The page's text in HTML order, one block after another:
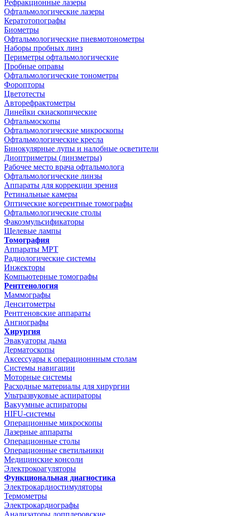
Рефракционные лазеры
Офтальмологические лазеры
Кератотопографы
Биометры
Офтальмологические пневмотонометры
Наборы пробных линз
Периметры офтальмологические
Пробные оправы
Офтальмологические тонометры
Форопторы
Цветотесты
Авторефрактометры
Линейки скиаскопические
Офтальмоскопы
Офтальмологические микроскопы
Офтальмологические кресла
Бинокулярные лупы и налобные осветители
Диоптриметры (линзметры)
Рабочее место врача офтальмолога
Офтальмологические линзы
Аппараты для коррекции зрения
Ретинальные камеры
Оптические когерентные томографы
Офтальмологические столы
Факоэмульсификаторы
Щелевые лампы
Томография
Аппараты МРТ
Радиологические системы
Инжекторы
Компьютерные томографы
Рентгенология
Маммографы
Денситометры
Рентгеновские аппараты
Ангиографы
Хирургия
Эвакуаторы дыма
Дерматоскопы
Аксессуары к операционнным столам
Системы навигации
Моторные системы
Расходные материалы для хирургии
Ультразвуковые аспираторы
Вакуумные аспираторы
HIFU-системы
Операционные микроскопы
Лазерные аппараты
Операционные столы
Операционные светильники
Медицинские консоли
Электрокоагуляторы
Функциональная диагностика
Электрокардиостимуляторы
Термометры
Электрокардиографы
Анализаторы допплеровские